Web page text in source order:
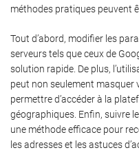
méthodes pratiques peuvent
Tout d’abord, modifier les
serveurs tels que ceux de
solution rapide. De plus,
peut non seulement masquer
permettre d’accéder à la
géographiques. Enfin, suivre
une méthode efficace pour
les adresses et les astuces